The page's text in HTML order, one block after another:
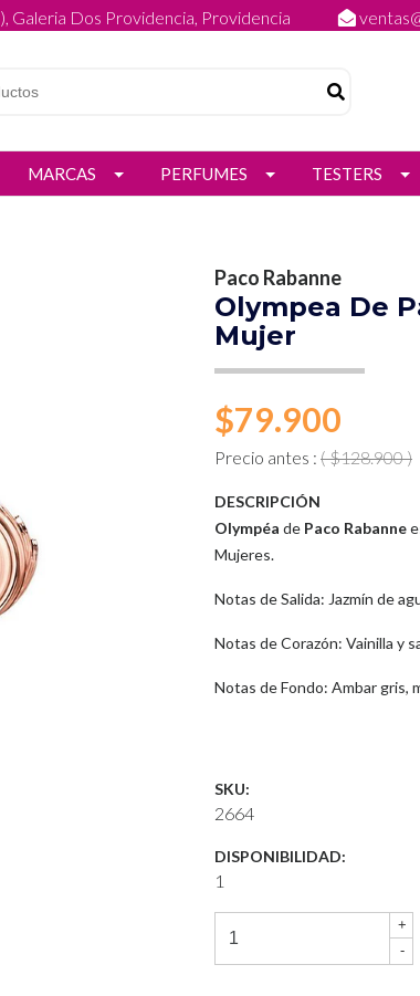
Galeria Dos Providencia, Providencia
MARCAS PERFUMES TESTERS
Paco Rabanne
Olympea De
Mujer
$79.900
Precio antes : ( $128.900 )
DESCRIPCIÓN
Olympéa de Paco Rabanne
Mujeres.
Notas de Salida: Jazmín de
Notas de Corazón: Vainilla y
Notas de Fondo: Ambar gris,
SKU:
2664
DISPONIBILIDAD:
1
+
-